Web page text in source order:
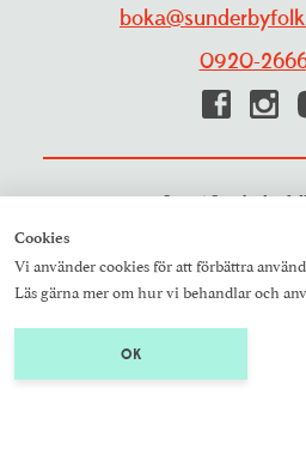
Talande webb
0920-
© 2026 Sunderby
Cookies
Vi använder cookies för att förbättra
Läs gärna mer om hur vi behandlar och
OK